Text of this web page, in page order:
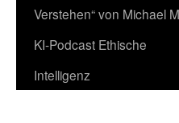
Verstehen“ von Michael
KI-Podcast Ethische
Intelligenz